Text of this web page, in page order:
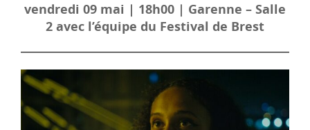
vendredi 09 mai | 18h00 | Garenne – Salle
2 avec l’équipe du Festival de Brest